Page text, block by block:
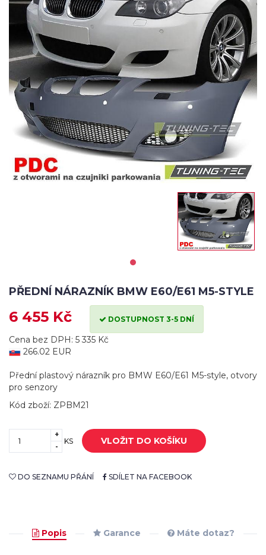
PŘEDNÍ NÁRAZNÍK BMW E60/E61 M5-STYLE
6 455 Kč DOSTUPNOST 3-5 DNÍ
Cena bez DPH: 5 335 Kč
266.02 EUR
Přední plastový nárazník pro BMW E60/E61 M5-style, otvory
pro senzory
Kód zboží: ZPBM21
+
-
KS VLOŽIT DO KOŠÍKU
DO SEZNAMU PŘÁNÍ SDÍLET NA FACEBOOK
Popis Garance Máte dotaz?